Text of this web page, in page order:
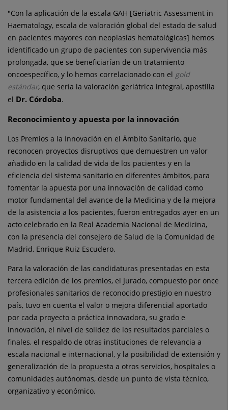
"Con la aplicación de la escala GAH [Geriatric Assessment in
Haematology, escala de valoración global del estado de salud
en pacientes mayores con neoplasias hematológicas] hemos
identificado un grupo de pacientes con supervivencia más
prolongada, que se beneficiarían de un tratamiento
oncoespecífico, y lo hemos correlacionado con el gold
estándar, que sería la valoración geriátrica integral, apostilla
el Dr. Córdoba.
Reconocimiento y apuesta por la innovación
Los Premios a la Innovación en el Ámbito Sanitario, que
reconocen proyectos disruptivos que demuestren un valor
añadido en la calidad de vida de los pacientes y en la
eficiencia del sistema sanitario en diferentes ámbitos, para
fomentar la apuesta por una innovación de calidad como
motor fundamental del avance de la Medicina y de la mejora
de la asistencia a los pacientes, fueron entregados ayer en un
acto celebrado en la Real Academia Nacional de Medicina,
con la presencia del consejero de Salud de la Comunidad de
Madrid, Enrique Ruiz Escudero.
Para la valoración de las candidaturas presentadas en esta
tercera edición de los premios, el Jurado, compuesto por once
profesionales sanitarios de reconocido prestigio en nuestro
país, tuvo en cuenta el valor o mejora diferencial aportado
por cada proyecto o práctica innovadora, su grado e
innovación, el nivel de solidez de los resultados parciales o
finales, el respaldo de otras instituciones de relevancia a
escala nacional e internacional, y la posibilidad de extensión y
generalización de la propuesta a otros servicios, hospitales o
comunidades autónomas, desde un punto de vista técnico,
organizativo y económico.